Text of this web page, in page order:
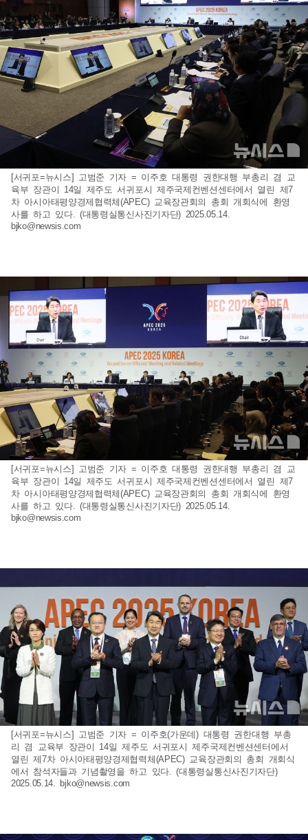
[서귀포=뉴시스] 고범준 기자 = 이주호 대통령 권한대행 부총리 겸 교
육부 장관이 14일 제주도 서귀포시 제주국제컨벤션센터에서 열린 제7
차 아시아태평양경제협력체(APEC) 교육장관회의 총회 개회식에 환영
사를 하고 있다. (대통령실통신사진기자단) 2025.05.14.
bjko@newsis.com
[서귀포=뉴시스] 고범준 기자 = 이주호 대통령 권한대행 부총리 겸 교
육부 장관이 14일 제주도 서귀포시 제주국제컨벤션센터에서 열린 제7
차 아시아태평양경제협력체(APEC) 교육장관회의 총회 개회식에 환영
사를 하고 있다. (대통령실통신사진기자단) 2025.05.14.
bjko@newsis.com
[서귀포=뉴시스] 고범준 기자 = 이주호(가운데) 대통령 권한대행 부총
리 겸 교육부 장관이 14일 제주도 서귀포시 제주국제컨벤션센터에서
열린 제7차 아시아태평양경제협력체(APEC) 교육장관회의 총회 개회식
에서 참석자들과 기념촬영을 하고 있다. (대통령실통신사진기자단)
2025.05.14. bjko@newsis.com